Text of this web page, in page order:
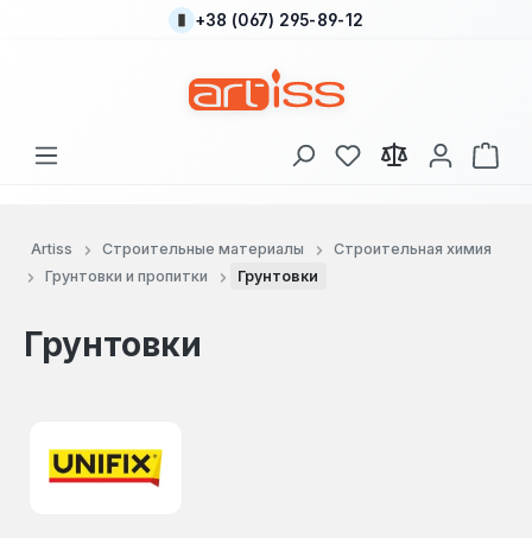
Перейти к основному содержанию
+38 (067) 295-89-12
У вас есть товары
В
Artiss Строительные материалы
Строительная химия
Грунтовки и пропитки
Грунтовки
Грунтовки